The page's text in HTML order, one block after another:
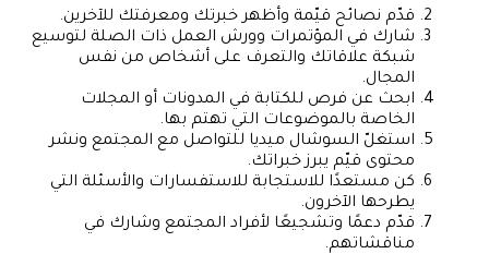
قدّم نصائح قيّمة وأظهر خبرتك ومعرفتك للآخرين.
شارك في المؤتمرات وورش العمل ذات الصلة لتوسيع
شبكة علاقاتك والتعرف على أشخاص من نفس
المجال.
ابحث عن فرص للكتابة في المدونات أو المجلات
الخاصة بالموضوعات التي تهتم بها.
استغلّ السوشال ميديا للتواصل مع المجتمع ونشر
محتوى قيّم يبرز خبراتك.
كن مستعدًا للاستجابة للاستفسارات والأسئلة التي
يطرحها الآخرون.
قدّم دعمًا وتشجيعًا لأفراد المجتمع وشارك في
مناقشاتهم.